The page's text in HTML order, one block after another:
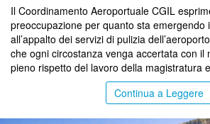
Il Coordinamento Aeroportuale CGIL
preoccupazione per quanto sta emergendo
all’appalto dei servizi di pulizia
che ogni circostanza venga accertata con il
pieno rispetto del lavoro della magistratura
Continua a Leggere